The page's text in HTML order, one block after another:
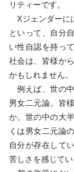
リティーです。
Xジェンダーに
といって、自分
い性自認を持っ
社会は、皆様か
かもしれません。
例えば、世の
男女二元論。皆
か。世の中の大
くは男女二元論
自分が存在して
苦しさを感じてい